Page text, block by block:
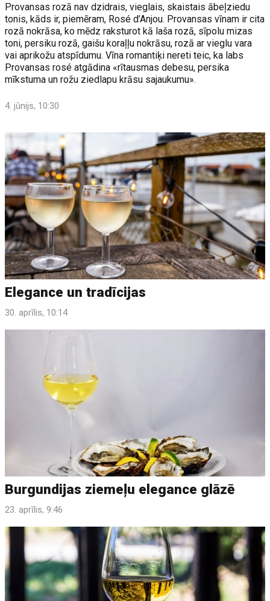
Provansas rozā nav dzidrais, vieglais, skaistais ābeļziedu
tonis, kāds ir, piemēram, Rosé d’Anjou. Provansas vīnam ir cita
rozā nokrāsa, ko mēdz raksturot kā laša rozā, sīpolu mizas
toni, persiku rozā, gaišu koraļļu nokrāsu, rozā ar vieglu vara
vai aprikožu atspīdumu. Vīna romantiķi nereti teic, ka labs
Provansas rosé atgādina «rītausmas debesu, persika
mīkstuma un rožu ziedlapu krāsu sajaukumu».
4. jūnijs, 10:30
Elegance un tradīcijas
30. aprīlis, 10:14
Burgundijas ziemeļu elegance glāzē
23. aprīlis, 9:46